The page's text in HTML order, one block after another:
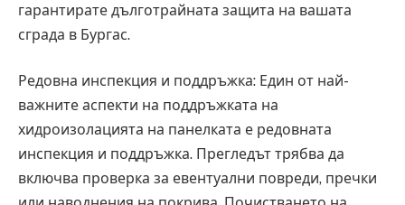
гарантирате дълготрайната защита на вашата
сграда в Бургас.
Редовна инспекция и поддръжка: Един от най-
важните аспекти на поддръжката на
хидроизолацията на панелката е редовната
инспекция и поддръжка. Прегледът трябва да
включва проверка за евентуални повреди, пречки